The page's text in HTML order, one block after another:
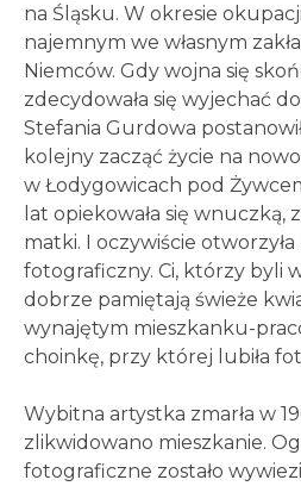
na Śląsku. W okresie
najemnym we własnym
Niemców. Gdy wojna się
zdecydowała się wyjechać
Stefania Gurdowa
kolejny zacząć życie na
w Łodygowicach pod
lat opiekowała się wnuczką,
matki. I oczywiście otworzyła
fotograficzny. Ci, którzy byli
dobrze pamiętają świeże
wynajętym mieszkanku-
choinkę, przy której lubiła
Wybitna artystka zmarła w
zlikwidowano mieszkanie.
fotograficzne zostało